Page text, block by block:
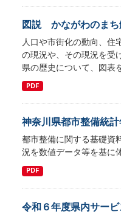
図説 かながわのまち
人口や市街化の動向、住
の現況や、その現況を受
県の歴史について、図表
PDF
神奈川県都市整備統計
都市整備に関する基礎資
況を数値データ等を基に
PDF
令和６年度県内サー